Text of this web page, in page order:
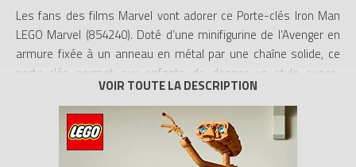
Les fans des films Marvel vont adorer ce Porte-clés Iron Man
LEGO Marvel (854240). Doté d’une minifigurine de l’Avenger en
armure fixée à un anneau en métal par une chaîne solide, ce
porte-clés permet aux enfants de donner un style super-
héroïque à leurs clés, un sac, un sac à dos et autre. Une belle
idée de cadeau pour les enfants de 6 ans ou plus.
- Porte-clés avec minifigurine LEGO – Une minifigurine non
détachable d’Iron Man est fixée à un anneau par une chaîne en